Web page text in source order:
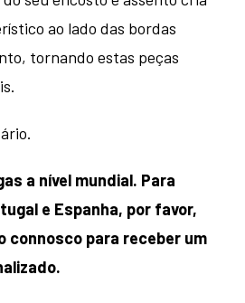
ao lado das bordas
tornando estas peças
a nível mundial. Para
e Espanha, por favor,
connosco para receber um